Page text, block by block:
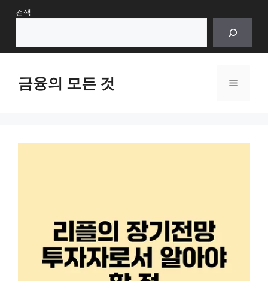
Skip검색
금융의 모든 것 Menu